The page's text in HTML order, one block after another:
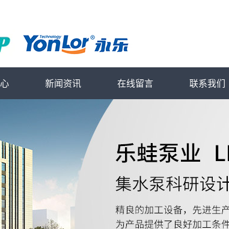
新闻资讯 在线留言 联系我们